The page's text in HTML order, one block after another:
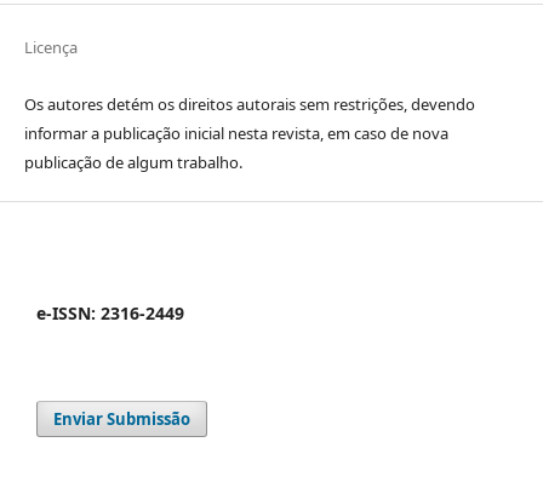
Licença
Os autores detém os direitos autorais sem restrições, devendo
informar a publicação inicial nesta revista, em caso de nova
publicação de algum trabalho.
e-ISSN: 2316-2449
Enviar Submissão